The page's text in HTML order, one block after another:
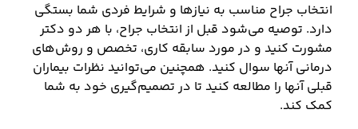
انتخاب جراح مناسب به نیازها و شرایط فردی شما بستگی
دارد. توصیه می‌شود قبل از انتخاب جراح، با هر دو دکتر
مشورت کنید و در مورد سابقه کاری، تخصص و روش‌های
درمانی آنها سوال کنید. همچنین می‌توانید نظرات بیماران
قبلی آنها را مطالعه کنید تا در تصمیم‌گیری خود به شما
کمک کند.